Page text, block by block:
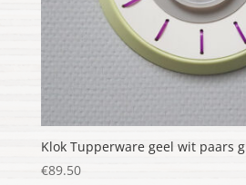
Klok Tupperware geel wit paars
€89.50